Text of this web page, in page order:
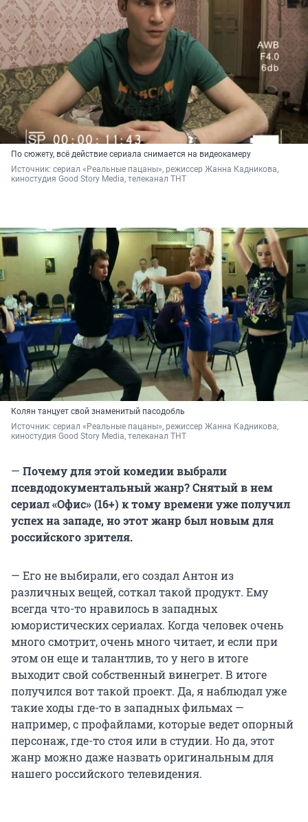
По сюжету, всё действие сериала снимается на видеокамеру
Источник: сериал «Реальные пацаны», режиссер Жанна Кадникова,
киностудия Good Story Media, телеканал ТНТ
Колян танцует свой знаменитый пасодобль
Источник: сериал «Реальные пацаны», режиссер Жанна Кадникова,
киностудия Good Story Media, телеканал ТНТ
— Почему для этой комедии выбрали
псевдодокументальный жанр? Снятый в нем
сериал «Офис» (16+) к тому времени уже получил
успех на западе, но этот жанр был новым для
российского зрителя.
— Его не выбирали, его создал Антон из
различных вещей, соткал такой продукт. Ему
всегда что-то нравилось в западных
юмористических сериалах. Когда человек очень
много смотрит, очень много читает, и если при
этом он еще и талантлив, то у него в итоге
выходит свой собственный винегрет. В итоге
получился вот такой проект. Да, я наблюдал уже
такие ходы где-то в западных фильмах —
например, с профайлами, которые ведет опорный
персонаж, где-то стоя или в студии. Но да, этот
жанр можно даже назвать оригинальным для
нашего российского телевидения.